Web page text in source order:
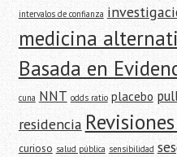
intervalos de confianza
medicina
Basada en
cuna NNT odds ratio placebo
residencia
curioso salud pública sensibilidad